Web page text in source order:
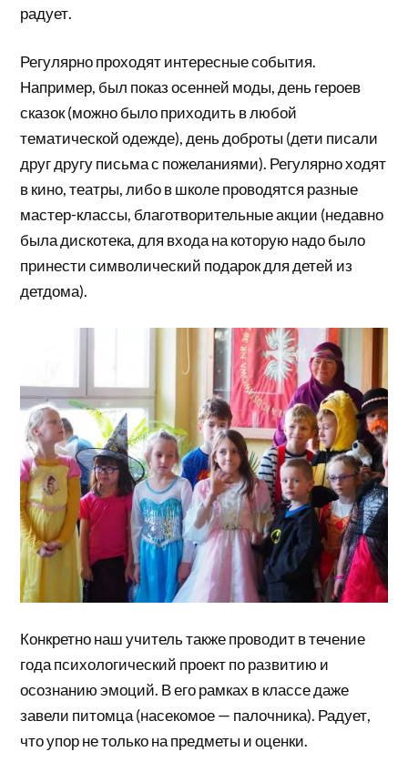
радует.
Регулярно проходят интересные события.
Например, был показ осенней моды, день героев
сказок (можно было приходить в любой
тематической одежде), день доброты (дети писали
друг другу письма с пожеланиями). Регулярно ходят
в кино, театры, либо в школе проводятся разные
мастер-классы, благотворительные акции (недавно
была дискотека, для входа на которую надо было
принести символический подарок для детей из
детдома).
Конкретно наш учитель также проводит в течение
года психологический проект по развитию и
осознанию эмоций. В его рамках в классе даже
завели питомца (насекомое — палочника). Радует,
что упор не только на предметы и оценки.